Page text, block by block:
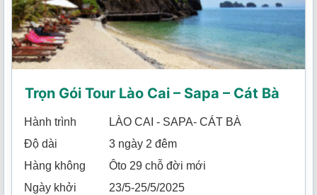
Trọn Gói Tour Lào Cai – Sapa – Cát Bà
Hành trình
LÀO CAI - SAPA- CÁT BÀ
Độ dài
3 ngày 2 đêm
Hàng không
Ôto 29 chỗ đời mới
Ngày khởi
23/5-25/5/2025